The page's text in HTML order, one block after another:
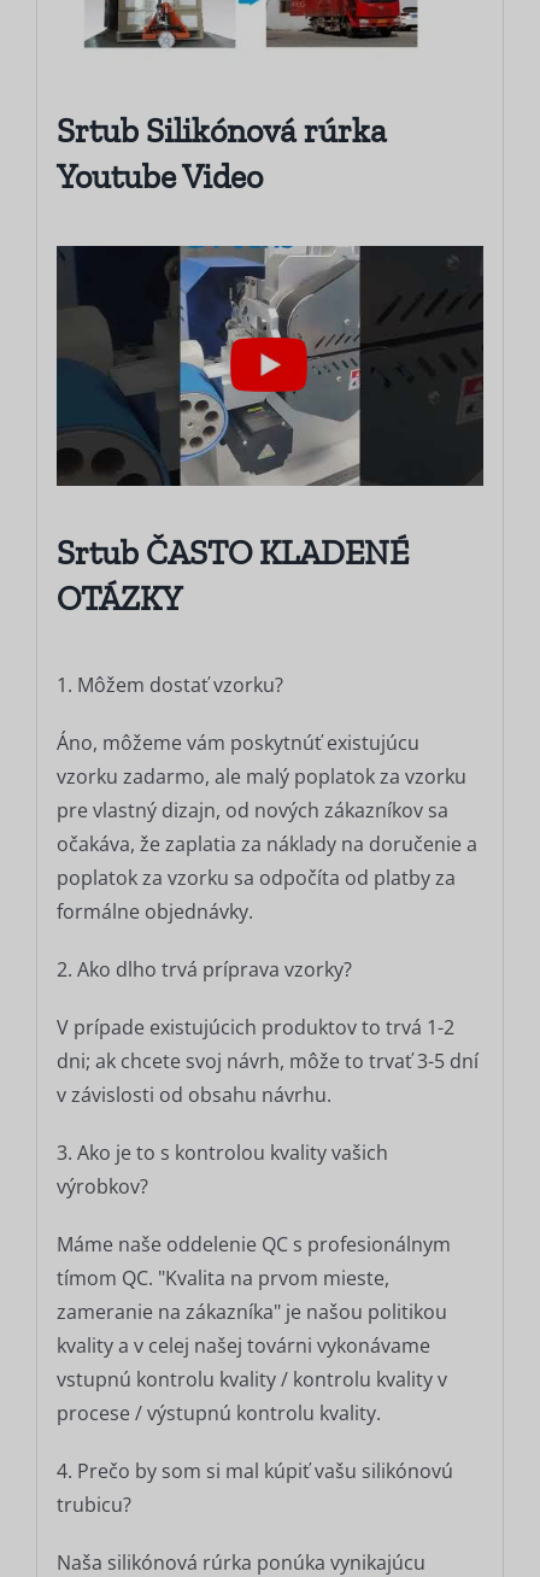
Srtub Silikónová rúrka
Youtube Video
Srtub ČASTO KLADENÉ
OTÁZKY
1. Môžem dostať vzorku?
Áno, môžeme vám poskytnúť existujúcu
vzorku zadarmo, ale malý poplatok za vzorku
pre vlastný dizajn, od nových zákazníkov sa
očakáva, že zaplatia za náklady na doručenie a
poplatok za vzorku sa odpočíta od platby za
formálne objednávky.
2. Ako dlho trvá príprava vzorky?
V prípade existujúcich produktov to trvá 1-2
dni; ak chcete svoj návrh, môže to trvať 3-5 dní
v závislosti od obsahu návrhu.
3. Ako je to s kontrolou kvality vašich
výrobkov?
Máme naše oddelenie QC s profesionálnym
tímom QC. "Kvalita na prvom mieste,
zameranie na zákazníka" je našou politikou
kvality a v celej našej továrni vykonávame
vstupnú kontrolu kvality / kontrolu kvality v
procese / výstupnú kontrolu kvality.
4. Prečo by som si mal kúpiť vašu silikónovú
trubicu?
Naša silikónová rúrka ponúka vynikajúcu